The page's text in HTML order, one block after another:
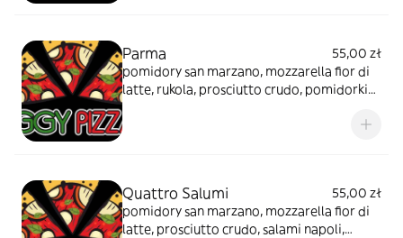
Parma
55,00 zł
pomidory san marzano, mozzarella fior di
latte, rukola, prosciutto crudo, pomidorki
Quattro Salumi
55,00 zł
pomidory san marzano, mozzarella fior di
latte, prosciutto crudo, salami napoli,